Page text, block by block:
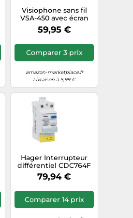
Visiophone sans fil
VSA-450 avec écran
IPS - coloris blanc
[Somikon]
59,95 €
Comparer 3 prix
amazon-marketplace.fr
Livraison à 5,99 €
Hager Interrupteur
différentiel CDC764F
63 A 30 mA Type AC
230 V
79,94 €
Comparer 14 prix